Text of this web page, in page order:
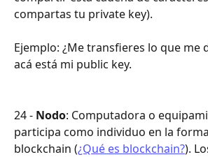
compartas tu private key).
Ejemplo: ¿Me transfieres lo que me
acá está mi public key.
24 - Nodo: Computadora o
participa como individuo en la
blockchain (¿Qué es blockchain?).